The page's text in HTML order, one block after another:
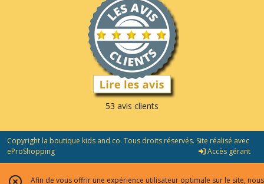
53 avis clients
Copyright la boutique kids and co. Tous droits réservés. Site réalisé avec
eProShopping
Accès gérant
Afin de vous offrir une expérience utilisateur optimale sur le site, nous